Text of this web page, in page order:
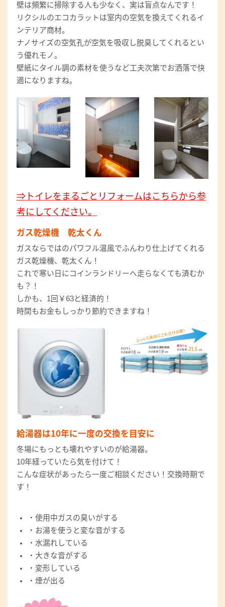
壁は頻繁に掃除する人も少なく、実は盲点なんです！
リクシルのエコカラットは室内の空気を換えてくれるイ
ンテリア商材。
ナノサイズの空気孔が空気を吸収し脱臭してくれるとい
う優れモノ。
壁紙にタイル調の素材を使うなど工夫次第でお洒落で快
適になりますね。
⇒トイレをまるごとリフォームはこちらから参
考にしてください。
ガス乾燥機 乾太くん
ガスならではのパワフル温風でふんわり仕上げてくれる
ガス乾燥機、乾太くん！
これで寒い日にコインランドリーへ走らなくても済むか
も？！
しかも、1回￥63と経済的！
時間もお金もしっかり節約できますね！
給湯器は10年に一度の交換を目安に
冬場にもっとも壊れやすいのが給湯器。
10年経っていたら気を付けて！
こんな症状があったら一度ご相談ください！交換時期で
す！
・使用中ガスの臭いがする
・お湯を使うと変な音がする
・水漏れしている
・大きな音がする
・変形している
・煙が出る